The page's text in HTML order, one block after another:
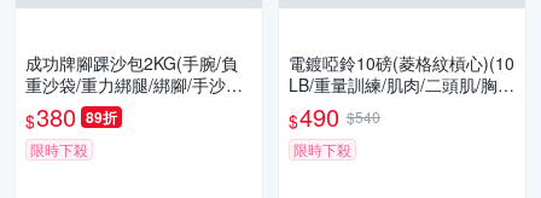
成功牌腳踝沙包2KG(手腕/負
重沙袋/重力綁腿/綁腳/手沙包/
success/GetSport)
$380 89折
限時下殺
電鍍啞鈴10磅(菱格紋槓心)(10
LB/重量訓練/肌肉/二頭肌/胸
肌/舉重/GetSport)
$490 $540
限時下殺